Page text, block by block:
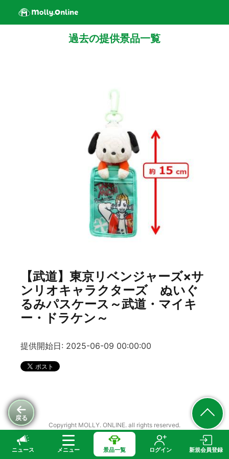
ニュース メニュー 景品一覧 ログイン 新規会員登録
戻る
過去の提供景品一覧
【武道】東京リベンジャーズ×サ
ンリオキャラクターズ ぬいぐ
るみパスケース～武道・マイキ
ー・ドラケン～
提供開始日: 2025-06-09 00:00:00
Copyright MOLLY. ONLINE. all rights reserved.